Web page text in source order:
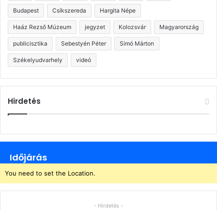
Budapest Csíkszereda Hargita Népe
Haáz Rezső Múzeum jegyzet Kolozsvár Magyarország
publicisztika Sebestyén Péter Simó Márton
Székelyudvarhely videó
Hirdetés
Időjárás
You need to set the Location.
- Hirdetés -